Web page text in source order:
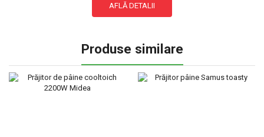
AFLĂ DETALII
Produse similare